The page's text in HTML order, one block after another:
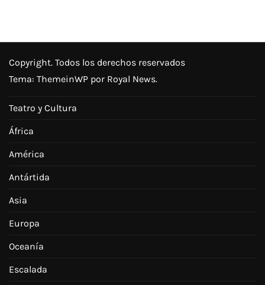
Copyright. Todos los derechos reservados
Tema: ThemeinWP por Royal News.
Teatro y Cultura
África
América
Antártida
Asia
Europa
Oceanía
Escalada